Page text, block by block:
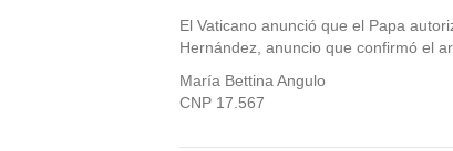
El Vaticano anunció que el Papa
Hernández, anuncio que confirmó el
María Bettina Angulo
CNP 17.567